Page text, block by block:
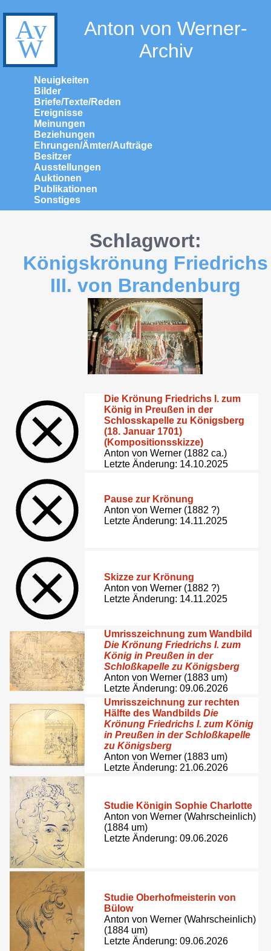
Anton von Werner-
Archiv
Neuigkeiten
Bilder
Briefe/Texte/Reden
Ereignisse
Meinungen
Beziehungen
Ehrungen/Ämter/Aufträge
Besitzer
Ausstellungen
Auktionen
Publikationen
Sonstiges
Schlagwort:
Königskrönung Friedrichs
III. von Brandenburg
Die Krönung Friedrichs I. zum
König in Preußen in der
Schlosskapelle zu Königsberg
(18. Januar 1701)
(Kompositionsskizze)
Anton von Werner (1882 ca.)
Letzte Änderung: 14.10.2025
Pause zur Krönung
Anton von Werner (1882 ?)
Letzte Änderung: 14.11.2025
Skizze zur Krönung
Anton von Werner (1882 ?)
Letzte Änderung: 14.11.2025
Umrisszeichnung zum Wandbild
Die Krönung Friedrichs I. zum
König in Preußen in der
Schloßkapelle zu Königsberg
Anton von Werner (1883 um)
Letzte Änderung: 09.06.2026
Umrisszeichnung zur rechten
Hälfte des Wandbilds Die
Krönung Friedrichs I. zum König
in Preußen in der Schloßkapelle
zu Königsberg
Anton von Werner (1883 um)
Letzte Änderung: 21.06.2026
Studie Königin Sophie Charlotte
Anton von Werner (Wahrscheinlich)
(1884 um)
Letzte Änderung: 09.06.2026
Studie Oberhofmeisterin von
Bülow
Anton von Werner (Wahrscheinlich)
(1884 um)
Letzte Änderung: 09.06.2026